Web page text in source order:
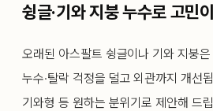
슁글·기와 지붕 누수로 고민
오래된 아스팔트 슁글이나 기와 지붕
누수·탈락 걱정을 덜고 외관까지 개선
기와형 등 원하는 분위기로 제안해 드